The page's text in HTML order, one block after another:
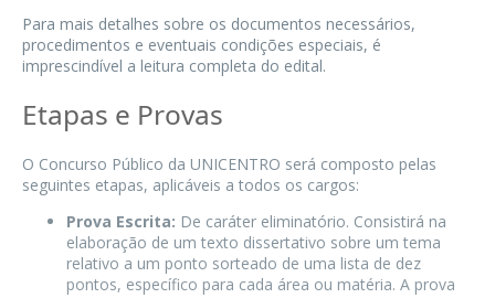
Para mais detalhes sobre os documentos necessários,
procedimentos e eventuais condições especiais, é
imprescindível a leitura completa do edital.
Etapas e Provas
O Concurso Público da UNICENTRO será composto pelas
seguintes etapas, aplicáveis a todos os cargos:
Prova Escrita: De caráter eliminatório. Consistirá na
elaboração de um texto dissertativo sobre um tema
relativo a um ponto sorteado de uma lista de dez
pontos, específico para cada área ou matéria. A prova